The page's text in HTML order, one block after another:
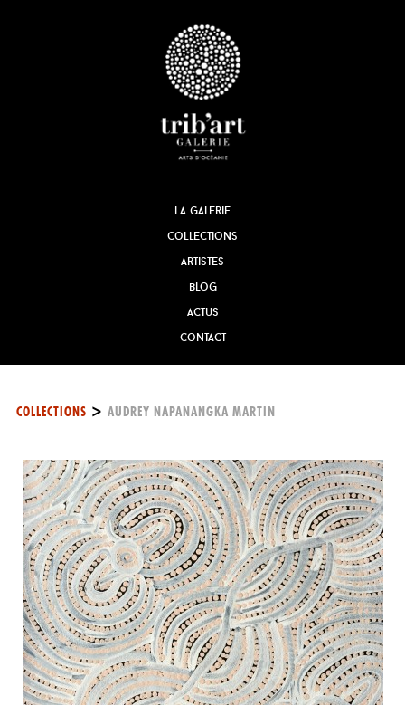
la galerie
collections
artistes
blog
actus
contact
COLLECTIONS > AUDREY NAPANANGKA MARTIN